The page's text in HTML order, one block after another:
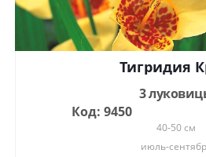
Тигридия
3
Код: 9450
40-50 см
июль-